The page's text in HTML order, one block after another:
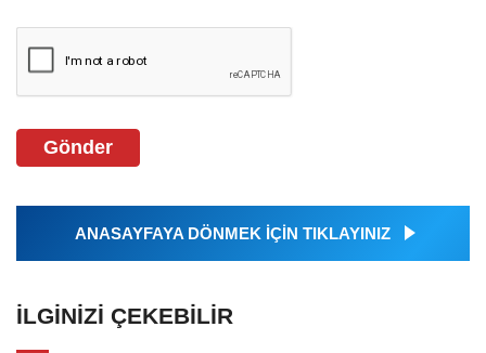
Gönder
ANASAYFAYA DÖNMEK İÇİN TIKLAYINIZ
İLGINIZI ÇEKEBILIR